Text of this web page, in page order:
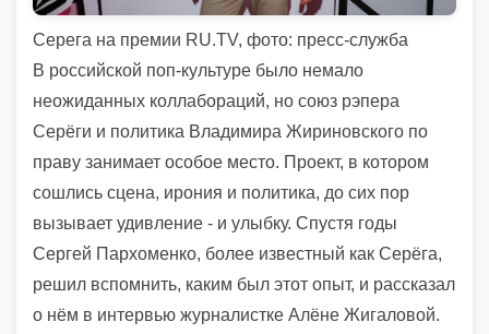
Серега на премии RU.TV, фото: пресс-служба
В российской поп-культуре было немало
неожиданных коллабораций, но союз рэпера
Серёги и политика Владимира Жириновского по
праву занимает особое место. Проект, в котором
сошлись сцена, ирония и политика, до сих пор
вызывает удивление - и улыбку. Спустя годы
Сергей Пархоменко, более известный как Серёга,
решил вспомнить, каким был этот опыт, и рассказал
о нём в интервью журналистке Алёне Жигаловой.